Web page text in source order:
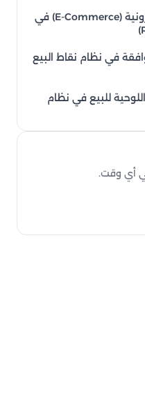
دليل ربط وإدارة المتاجر الإلكترونية (E-Commerce) في
في نظام نقاط البيع
للبيع في نظام
أي وقت.